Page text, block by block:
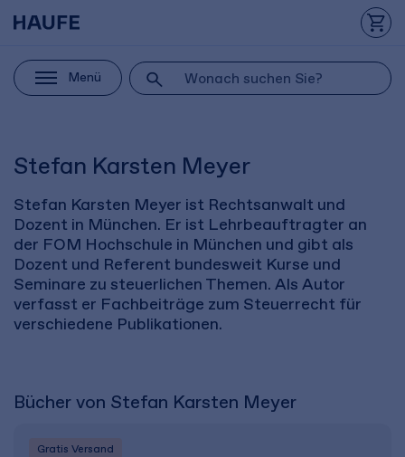
Menü
Stefan Karsten Meyer
Stefan Karsten Meyer ist Rechtsanwalt und
Dozent in München. Er ist Lehrbeauftragter an
der FOM Hochschule in München und gibt als
Dozent und Referent bundesweit Kurse und
Seminare zu steuerlichen Themen. Als Autor
verfasst er Fachbeiträge zum Steuerrecht für
verschiedene Publikationen.
Bücher von Stefan Karsten Meyer
Gratis Versand